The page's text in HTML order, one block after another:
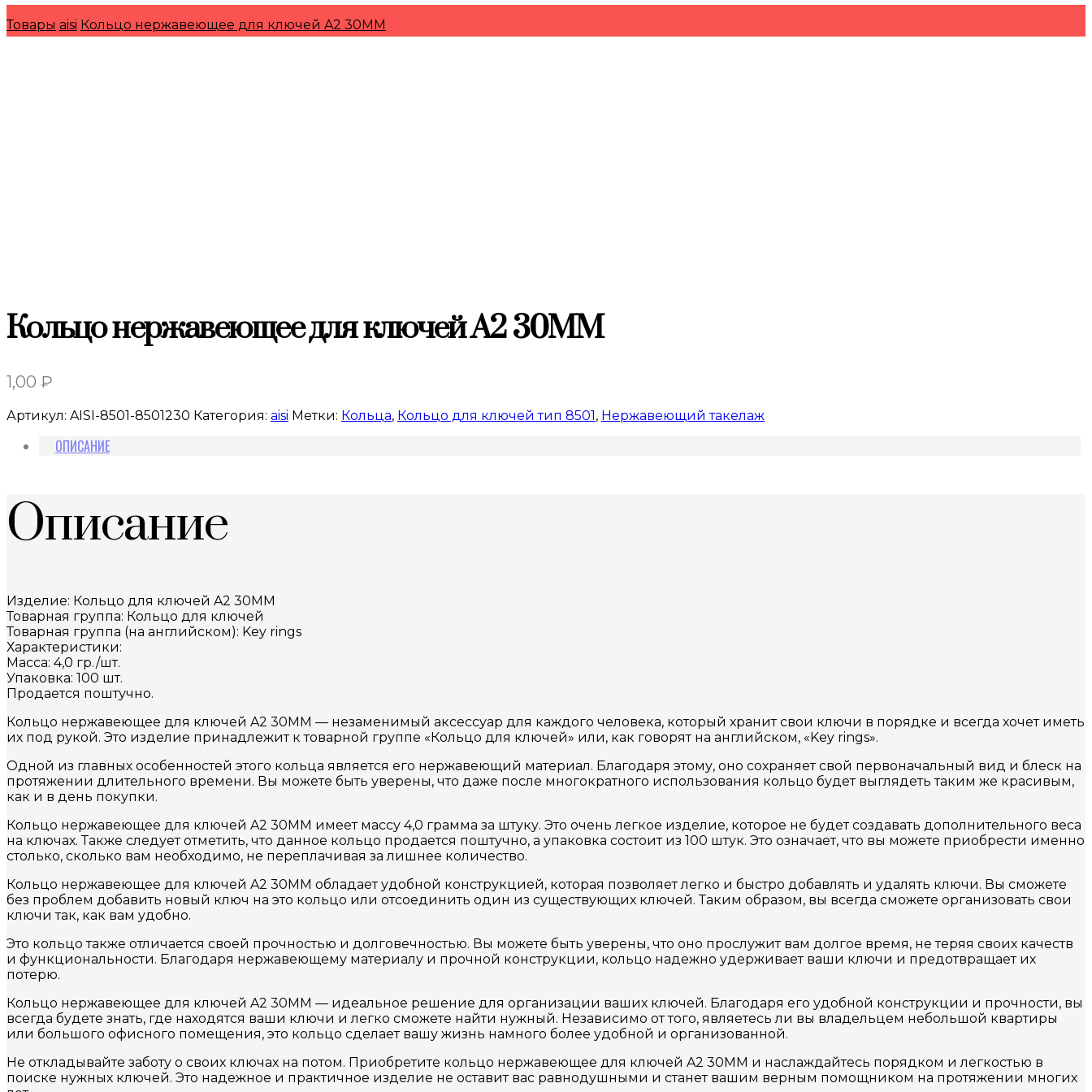
Товары aisi Кольцо нержавеющее для ключей A2 30MM
Кольцо нержавеющее для ключей A2 30MM
1,00 ₽
Артикул: AISI-8501-8501230 Категория: aisi Метки: Кольца, Кольцо для ключей тип 8501 , Нержавеющий такелаж
ОПИСАНИЕ
Описание
Изделие: Кольцо для ключей A2 30MM
Товарная группа: Кольцо для ключей
Товарная группа (на английском): Key rings
Характеристики:
Масса: 4,0 гр./шт.
Упаковка: 100 шт.
Продается поштучно.
Кольцо нержавеющее для ключей A2 30MM — незаменимый аксессуар для каждого человека, который хранит свои ключи в порядке и всегда хочет иметь
их под рукой. Это изделие принадлежит к товарной группе «Кольцо для ключей» или, как говорят на английском, «Key rings».
Одной из главных особенностей этого кольца является его нержавеющий материал. Благодаря этому, оно сохраняет свой первоначальный вид и блеск на
протяжении длительного времени. Вы можете быть уверены, что даже после многократного использования кольцо будет выглядеть таким же красивым,
как и в день покупки.
Кольцо нержавеющее для ключей A2 30MM имеет массу 4,0 грамма за штуку. Это очень легкое изделие, которое не будет создавать дополнительного веса
на ключах. Также следует отметить, что данное кольцо продается поштучно, а упаковка состоит из 100 штук. Это означает, что вы можете приобрести именно
столько, сколько вам необходимо, не переплачивая за лишнее количество.
Кольцо нержавеющее для ключей A2 30MM обладает удобной конструкцией, которая позволяет легко и быстро добавлять и удалять ключи. Вы сможете
без проблем добавить новый ключ на это кольцо или отсоединить один из существующих ключей. Таким образом, вы всегда сможете организовать свои
ключи так, как вам удобно.
Это кольцо также отличается своей прочностью и долговечностью. Вы можете быть уверены, что оно прослужит вам долгое время, не теряя своих качеств
и функциональности. Благодаря нержавеющему материалу и прочной конструкции, кольцо надежно удерживает ваши ключи и предотвращает их
потерю.
Кольцо нержавеющее для ключей A2 30MM — идеальное решение для организации ваших ключей. Благодаря его удобной конструкции и прочности, вы
всегда будете знать, где находятся ваши ключи и легко сможете найти нужный. Независимо от того, являетесь ли вы владельцем небольшой квартиры
или большого офисного помещения, это кольцо сделает вашу жизнь намного более удобной и организованной.
Не откладывайте заботу о своих ключах на потом. Приобретите кольцо нержавеющее для ключей A2 30MM и наслаждайтесь порядком и легкостью в
поиске нужных ключей. Это надежное и практичное изделие не оставит вас равнодушными и станет вашим верным помощником на протяжении многих